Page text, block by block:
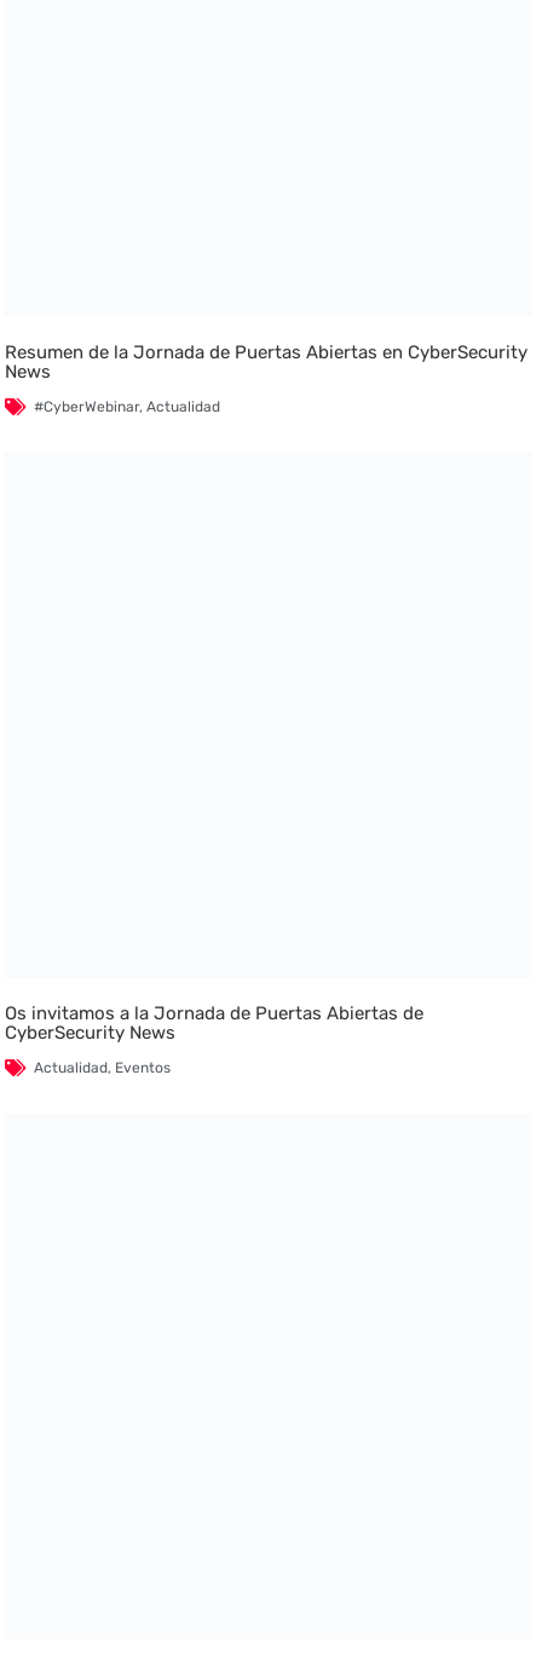
Resumen de la Jornada de Puertas Abiertas en CyberSecurity
News
#CyberWebinar,Actualidad
Os invitamos a la Jornada de Puertas Abiertas de
CyberSecurity News
Actualidad, Eventos